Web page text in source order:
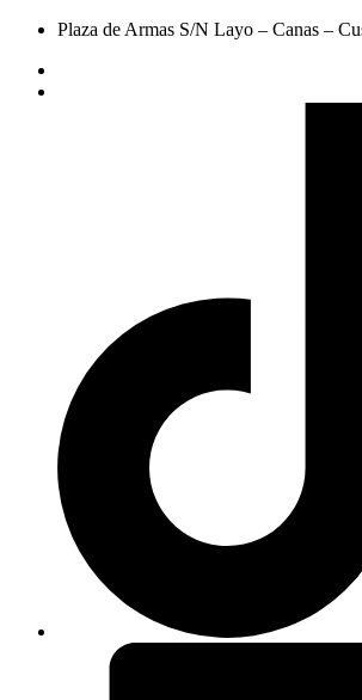
Plaza de Armas S/N Layo – Canas –